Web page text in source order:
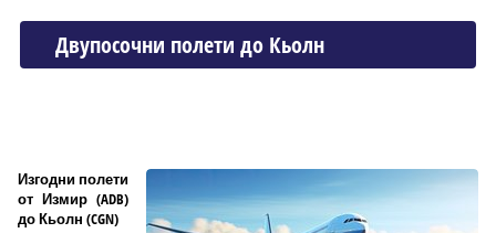
Двупосочни полети до Кьолн
Изгодни полети
от Измир (ADB)
до Кьолн (CGN)